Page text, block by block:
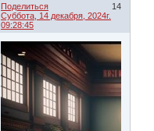
Поделиться
14
Суббота, 14 декабря, 2024г.
09:28:45